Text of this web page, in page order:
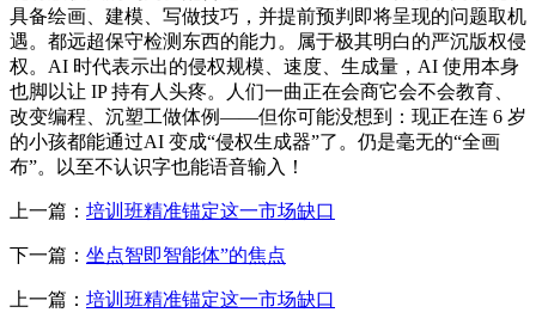
具备绘画、建模、写做技巧，并提前预判即将呈现的问题取机
遇。都远超保守检测东西的能力。属于极其明白的严沉版权侵
权。AI 时代表示出的侵权规模、速度、生成量，AI 使用本身
也脚以让 IP 持有人头疼。人们一曲正在会商它会不会教育、
改变编程、沉塑工做体例——但你可能没想到：现正在连 6 岁
的小孩都能通过AI 变成“侵权生成器”了。仍是毫无的“全画
布”。以至不认识字也能语音输入！
上一篇： 培训班精准锚定这一市场缺口
下一篇： 坐点智即智能体”的焦点
上一篇： 培训班精准锚定这一市场缺口